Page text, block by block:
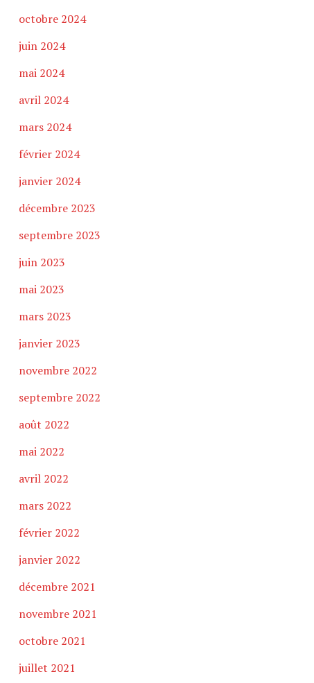
octobre 2024
juin 2024
mai 2024
avril 2024
mars 2024
février 2024
janvier 2024
décembre 2023
septembre 2023
juin 2023
mai 2023
mars 2023
janvier 2023
novembre 2022
septembre 2022
août 2022
mai 2022
avril 2022
mars 2022
février 2022
janvier 2022
décembre 2021
novembre 2021
octobre 2021
juillet 2021